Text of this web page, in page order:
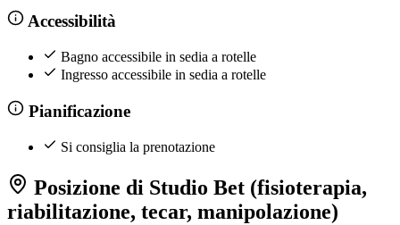
Accessibilità
Bagno accessibile in sedia a rotelle
Ingresso accessibile in sedia a rotelle
Pianificazione
Si consiglia la prenotazione
Posizione di Studio Bet (fisioterapia,
riabilitazione, tecar, manipolazione)